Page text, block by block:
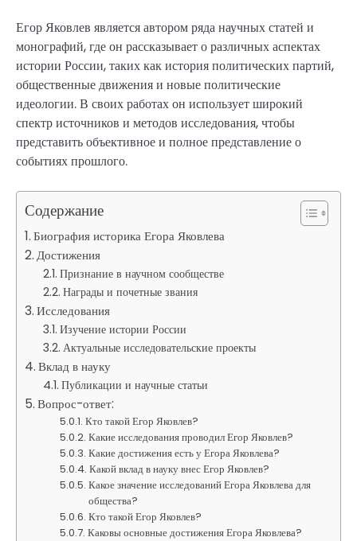
Егор Яковлев является автором ряда научных статей и
монографий, где он рассказывает о различных аспектах
истории России, таких как история политических партий,
общественные движения и новые политические
идеологии. В своих работах он использует широкий
спектр источников и методов исследования, чтобы
представить объективное и полное представление о
событиях прошлого.
Содержание
Биография историка Егора Яковлева
Достижения
Признание в научном сообществе
Награды и почетные звания
Исследования
Изучение истории России
Актуальные исследовательские проекты
Вклад в науку
Публикации и научные статьи
Вопрос-ответ:
Кто такой Егор Яковлев?
Какие исследования проводил Егор Яковлев?
Какие достижения есть у Егора Яковлева?
Какой вклад в науку внес Егор Яковлев?
Какое значение исследований Егора Яковлева для
общества?
Кто такой Егор Яковлев?
Каковы основные достижения Егора Яковлева?